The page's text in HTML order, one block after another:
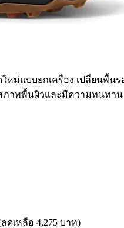
ใหม่แบบยกเครื่อง เปลี่ยน
สภาพพื้นผิวและมีความทนทาน
ดเหลือ 4,275 บาท)